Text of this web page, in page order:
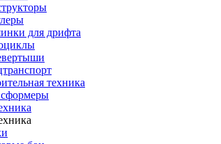
для дрифта
техника